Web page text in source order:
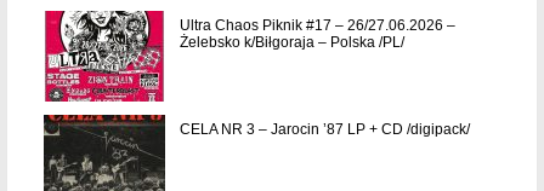
Ultra Chaos Piknik #17 – 26/27.06.2026 –
Żelebsko k/Biłgoraja – Polska /PL/
CELA NR 3 – Jarocin ’87 LP + CD /digipack/